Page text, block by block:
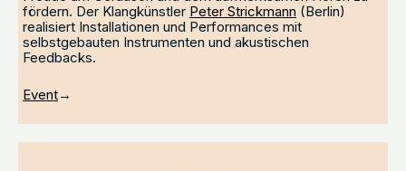
fördern. Der Klangkünstler Peter Strickmann (Berlin)
realisiert Installationen und Performances mit
selbstgebauten Instrumenten und akustischen
Feedbacks.
Event→